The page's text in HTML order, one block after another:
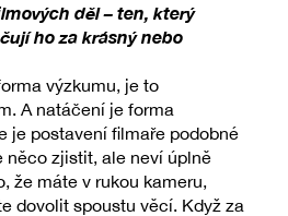
děl – ten, který
ho za krásný nebo
výzkumu, je to
A natáčení je forma
je postavení filmaře podobné
něco zjistit, ale neví úplně
že máte v rukou kameru,
dovolit spoustu věcí. Když za